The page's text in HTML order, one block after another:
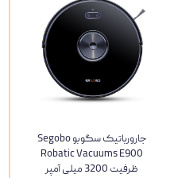
جارورباتیک سگوبو Segobo
Robatic Vacuums E900
ظرفیت 3200 میلی آمپر